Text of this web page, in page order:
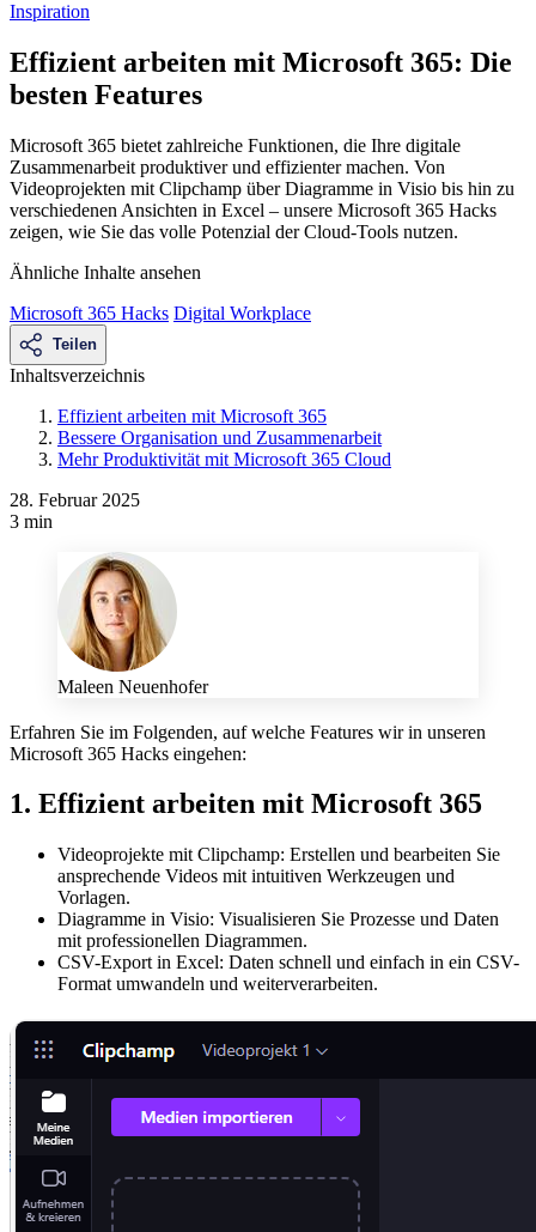
Inspiration
Effizient arbeiten mit Microsoft 365: Die
besten Features
Microsoft 365 bietet zahlreiche Funktionen, die Ihre digitale
Zusammenarbeit produktiver und effizienter machen. Von
Videoprojekten mit Clipchamp über Diagramme in Visio bis hin zu
verschiedenen Ansichten in Excel – unsere Microsoft 365 Hacks
zeigen, wie Sie das volle Potenzial der Cloud-Tools nutzen.
Ähnliche Inhalte ansehen
Microsoft 365 Hacks Digital Workplace
Teilen
Inhaltsverzeichnis
Effizient arbeiten mit Microsoft 365
Bessere Organisation und Zusammenarbeit
Mehr Produktivität mit Microsoft 365 Cloud
28. Februar 2025
3 min
Maleen Neuenhofer
Erfahren Sie im Folgenden, auf welche Features wir in unseren
Microsoft 365 Hacks eingehen:
1. Effizient arbeiten mit Microsoft 365
Videoprojekte mit Clipchamp: Erstellen und bearbeiten Sie
ansprechende Videos mit intuitiven Werkzeugen und
Vorlagen.
Diagramme in Visio: Visualisieren Sie Prozesse und Daten
mit professionellen Diagrammen.
CSV-Export in Excel: Daten schnell und einfach in ein CSV-
Format umwandeln und weiterverarbeiten.